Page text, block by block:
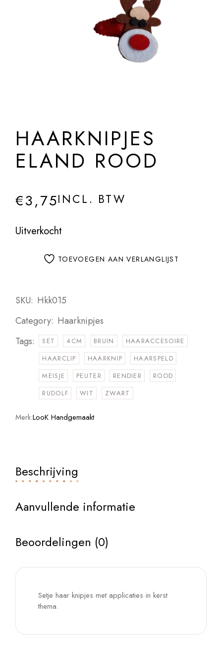
HAARKNIPJES
ELAND ROOD
€3,75INCL. BTW
Uitverkocht
TOEVOEGEN AAN VERLANGLIJST
SKU: Hkk015
Category: Haarknipjes
Tags:
SET 4CM BRUIN
HAARACCESOIRE
HAARCLIP
HAARKNIP
HAARSPELD
MEISJE
PEUTER RENDIER
ROOD
RUDOLF
WIT ZWART
Merk:LooK Handgemaakt
Beschrijving
Aanvullende informatie
Beoordelingen (0)
Setje haar knipjes met applicaties in kerst
thema.